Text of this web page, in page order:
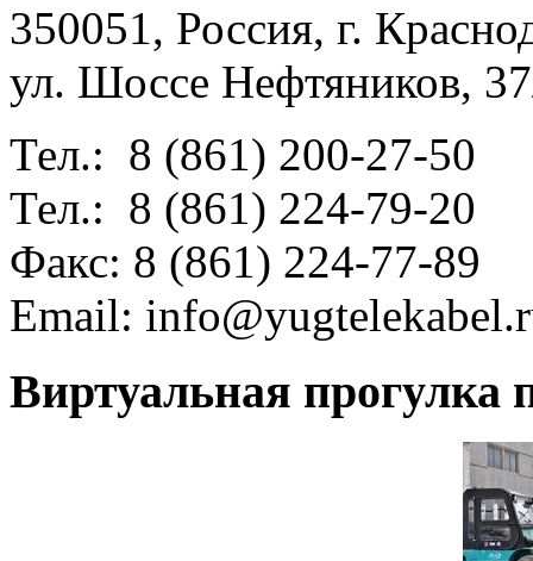
350051, Россия, г.
ул. Шоссе Нефтяников,
Тел.: 8 (861) 200-27-50
Тел.: 8 (861) 224-79-20
Факс: 8 (861) 224-77-89
Email:
Виртуальная прогулка